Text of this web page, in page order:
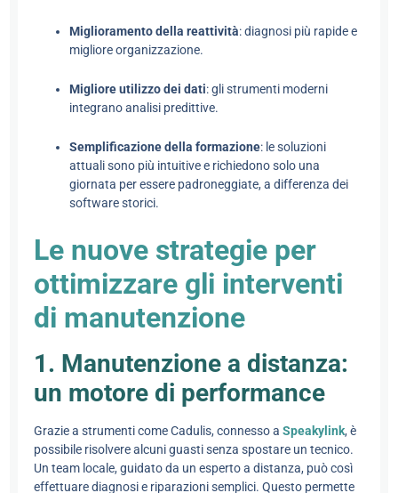
Miglioramento della reattività: diagnosi più rapide e
migliore organizzazione.
Migliore utilizzo dei dati: gli strumenti moderni
integrano analisi predittive.
Semplificazione della formazione: le soluzioni
attuali sono più intuitive e richiedono solo una
giornata per essere padroneggiate, a differenza dei
software storici.
Le nuove strategie per
ottimizzare gli interventi
di manutenzione
1. Manutenzione a distanza:
un motore di performance
Grazie a strumenti come Cadulis, connesso aSpeakylink, è
possibile risolvere alcuni guasti senza spostare un tecnico.
Un team locale, guidato da un esperto a distanza, può così
effettuare diagnosi e riparazioni semplici. Questo permette